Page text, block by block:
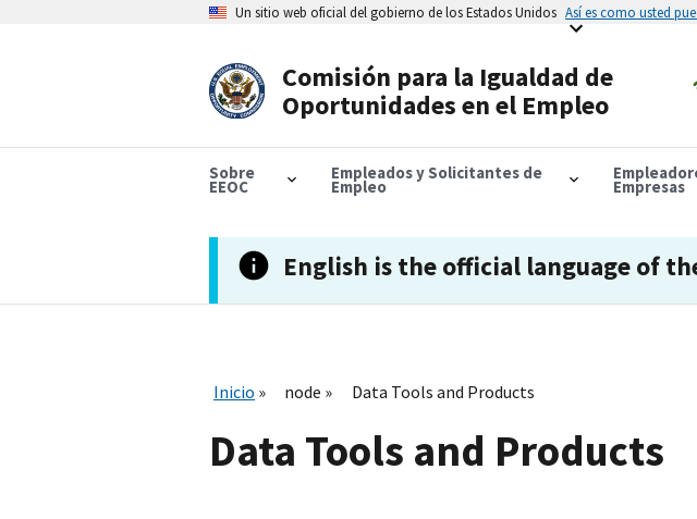
Un sitio web oficial del gobierno de los Estados Unidos Así es como usted
Comisión para la Igualdad de
Oportunidades en el Empleo
Sobre
EEOC
Empleados y Solicitantes de
Empleo Empresas
English is the official language of
Inicio node Data Tools and Products
Data Tools and Products